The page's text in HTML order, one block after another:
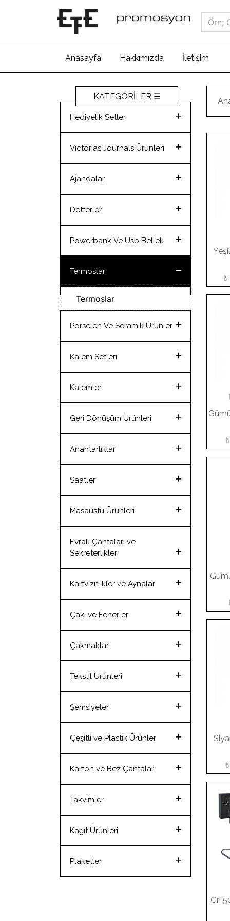
Anasayfa (current)Hakkımızda İletişim
KATEGORİLER ☰
Hediyelik Setler
Hediyelik Setler
Victorias Journals Ürünleri
Victorias Journals Ürünleri
Ajandalar
Organizerler
Defterler
Defterler
Powerbank Ve Usb Bellek
Powerbank
Hesap Makinesi
Termoslar
Termoslar
Porselen Ve Seramik Ürünler
Seramik Kupalar
Cam Bardaklar
Süblime Kupalar
Kalem Setleri
Kalem Setleri
Kalemler
Metal Kalemler
Geri Dönüşüm Kalemler
Kurşun Kalemler
Geri Dönüşüm Ürünleri
Yapışkanlı Notluklar
Anahtarlıklar
Anahtarlıklar
Saatler
Saatler
Masaüstü Ürünleri
Masaüstü Ürünleri
Evrak Çantaları ve
Sekreterlikler
Evrak Çantaları ve
Kartvizitlikler ve Aynalar
Kartvizitlikler ve Aynalar
Çakı ve Fenerler
Çakı ve Fenerler
Çakmaklar
Çakmaklar
Tekstil Ürünleri
Tekstil Ürünleri
Şemsiyeler
Şemsiyeler
Çeşitli ve Plastik Ürünler
Çeşitli ve Plastik Ürünler
Karton ve Bez Çantalar
Karton ve Bez Çantalar
Takvimler
Takvimler
Kağıt Ürünleri
Kağıt Ürünleri
Plaketler
₺
Gri